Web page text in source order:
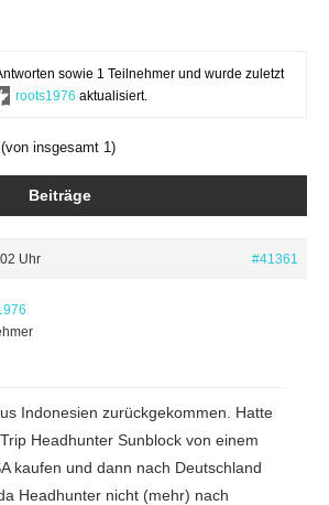
sowie 1 Teilnehmer und wurde zuletzt
roots1976 aktualisiert.
insgesamt 1)
Beiträge
Uhr #41361
Indonesien zurückgekommen. Hatte
Headhunter Sunblock von einem
kaufen und dann nach Deutschland
Headhunter nicht (mehr) nach